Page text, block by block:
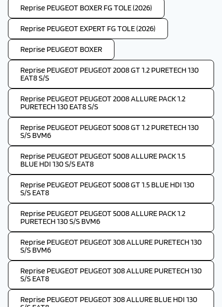
Reprise PEUGEOT BOXER FG TOLE (2026)
Reprise PEUGEOT EXPERT FG TOLE (2026)
Reprise PEUGEOT BOXER
Reprise PEUGEOT PEUGEOT 2008 GT 1.2 PURETECH 130
EAT8 S/S
Reprise PEUGEOT PEUGEOT 2008 ALLURE PACK 1.2
PURETECH 130 EAT8 S/S
Reprise PEUGEOT PEUGEOT 5008 GT 1.2 PURETECH 130
S/S BVM6
Reprise PEUGEOT PEUGEOT 5008 ALLURE PACK 1.5
BLUE HDI 130 S/S EAT8
Reprise PEUGEOT PEUGEOT 5008 GT 1.5 BLUE HDI 130
S/S EAT8
Reprise PEUGEOT PEUGEOT 5008 ALLURE PACK 1.2
PURETECH 130 S/S BVM6
Reprise PEUGEOT PEUGEOT 308 ALLURE PURETECH 130
S/S BVM6
Reprise PEUGEOT PEUGEOT 308 ALLURE PURETECH 130
S/S EAT8
Reprise PEUGEOT PEUGEOT 308 ALLURE BLUE HDI 130